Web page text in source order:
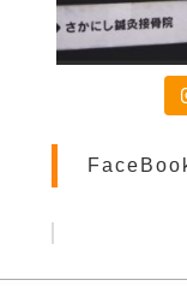
画伯シリーズ
交通事故治療
患者様のご活躍